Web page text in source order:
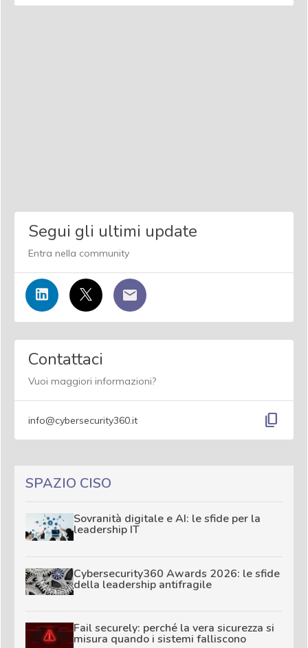
Segui gli ultimi update
Entra nella community
Contattaci
Vuoi maggiori informazioni?
info@cybersecurity360.it content_copy
SPAZIO CISO
Sovranità digitale e AI: le sfide per la
leadership IT
Cybersecurity360 Awards 2026: le sfide
della leadership antifragile
Fail securely: perché la vera sicurezza si
misura quando i sistemi falliscono